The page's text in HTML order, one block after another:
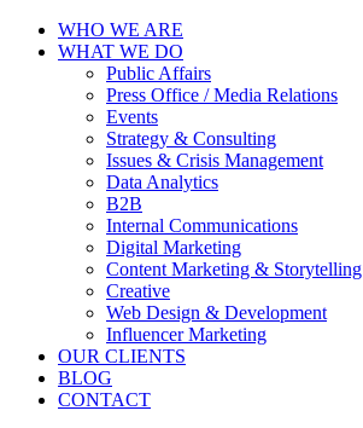
WHO WE ARE
WHAT WE DO
Public Affairs
Press Office / Media Relations
Events
Strategy & Consulting
Issues & Crisis Management
Data Analytics
B2B
Internal Communications
Digital Marketing
Content Marketing & Storytelling
Creative
Web Design & Development
Influencer Marketing
OUR CLIENTS
BLOG
CONTACT